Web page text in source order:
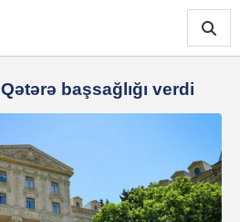
Qətərə başsağlığı verdi